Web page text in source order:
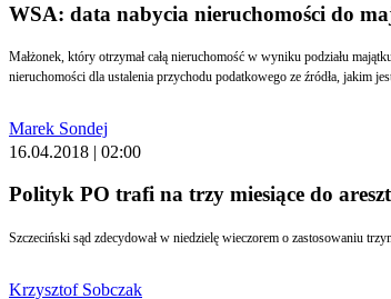
WSA: data nabycia nieruchomości do
Małżonek, który otrzymał całą nieruchomość w wyniku podziału majątku wspólnego, pozostaje właścicielem całej nieruchomości, nabytej już wcześniej, zatem zniesienie wspólności małżeńskiej nie ma wpływu na określenie daty nabycia nieruchomości bądź udziału
Marek Sondej
16.04.2018 | 02:00
Polityk PO trafi na trzy miesiące do
Szczeciński sąd zdecydował w niedzielę wieczorem o zastosowaniu
Krzysztof Sobczak